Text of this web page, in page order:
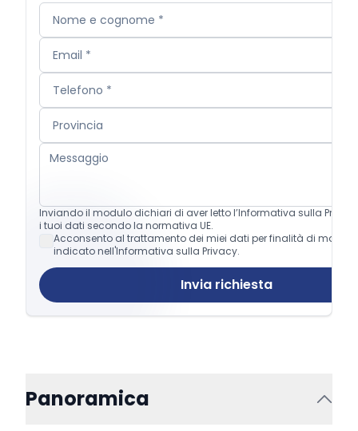
Inviando il modulo dichiari di aver letto l’Informativa sulla
i tuoi dati secondo la normativa UE.
Acconsento al trattamento dei miei dati per finalità di
indicato nell'Informativa sulla Privacy.
Invia richiesta
Panoramica